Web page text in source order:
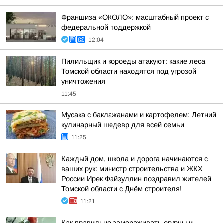
Франшиза «ОКОЛО»: масштабный проект с
федеральной поддержкой
12:04
Пилильщик и короеды атакуют: какие леса
Томской области находятся под угрозой
уничтожения
11:45
Мусака с баклажанами и картофелем: Летний
кулинарный шедевр для всей семьи
11:25
Каждый дом, школа и дорога начинаются с
ваших рук: министр строительства и ЖКХ
России Ирек Файзуллин поздравил жителей
Томской области с Днём строителя!
11:21